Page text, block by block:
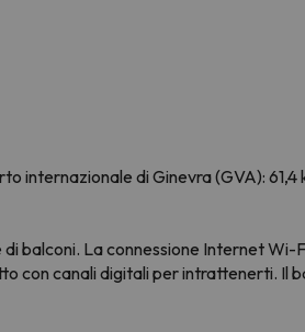
internazionale di Ginevra (GVA): 61,4
balconi. La connessione Internet Wi-
con canali digitali per intrattenerti. Il